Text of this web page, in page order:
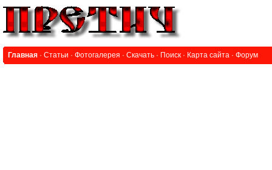
Главная · Статьи · Фотогалерея · Скачать · Поиск · Карта сайта · Форум